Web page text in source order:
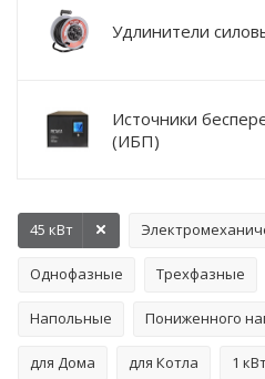
Удлинители
Источники
(ИБП)
Однофазные Трехфазные
Напольные Пониженного
для Дома для Котла 1
45 кВт